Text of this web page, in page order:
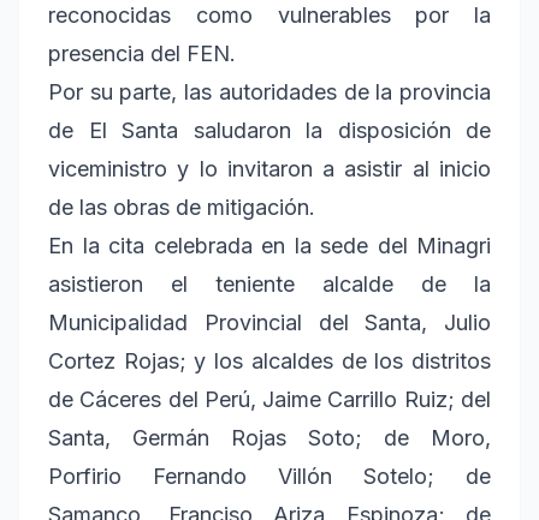
reconocidas como vulnerables por la
presencia del FEN.
Por su parte, las autoridades de la provincia
de El Santa saludaron la disposición de
viceministro y lo invitaron a asistir al inicio
de las obras de mitigación.
En la cita celebrada en la sede del Minagri
asistieron el teniente alcalde de la
Municipalidad Provincial del Santa, Julio
Cortez Rojas; y los alcaldes de los distritos
de Cáceres del Perú, Jaime Carrillo Ruiz; del
Santa, Germán Rojas Soto; de Moro,
Porfirio Fernando Villón Sotelo; de
Samanco, Franciso Ariza Espinoza; de